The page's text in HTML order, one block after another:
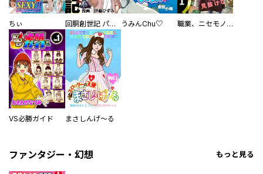
ちぃ 回胴創世記 パチスロを創った男達 うみんChu♡ 職業、ニセモノ～あなたに偽は見抜けない【電子単行本版】
VS必勝ガイド まさしんげ～る
ファンタジー・幻想 もっと見る